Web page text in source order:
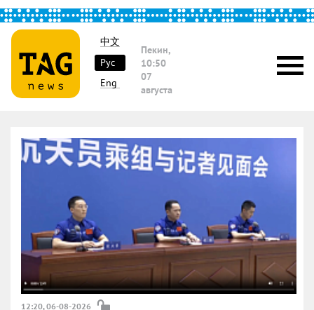
中文
Рус
Eng
Пекин,
10:50
07
августа
12:20, 06-08-2026